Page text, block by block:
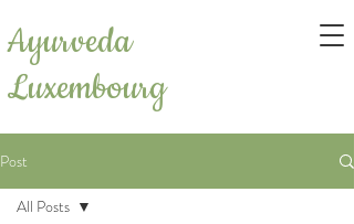
Ayurveda
Luxembourg
Post
All Posts